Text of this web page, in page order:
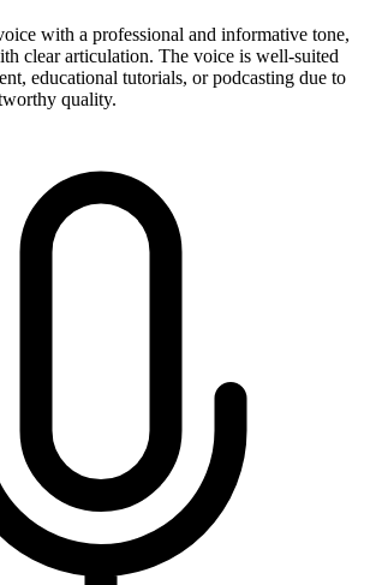
with a professional and informative tone,
clear articulation. The voice is well-suited
educational tutorials, or podcasting due to
quality.